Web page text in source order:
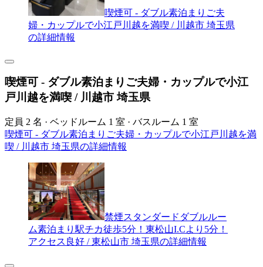
喫煙可 - ダブル素泊まりご夫
婦・カップルで小江戸川越を満喫 / 川越市 埼玉県
の詳細情報
喫煙可 - ダブル素泊まりご夫婦・カップルで小江
戸川越を満喫 / 川越市 埼玉県
定員 2 名 · ベッドルーム 1 室 · バスルーム 1 室
喫煙可 - ダブル素泊まりご夫婦・カップルで小江戸川越を満
喫 / 川越市 埼玉県の詳細情報
禁煙スタンダードダブルルー
ム素泊まり駅チカ徒歩5分！東松山I.Cより5分！
アクセス良好 / 東松山市 埼玉県の詳細情報